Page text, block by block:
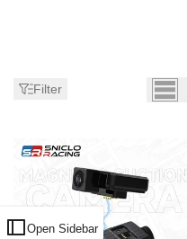
Filter
Open Sidebar